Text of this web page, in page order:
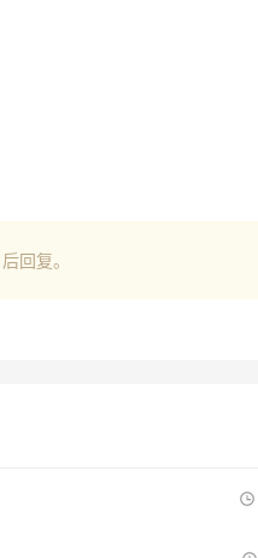
后回复。